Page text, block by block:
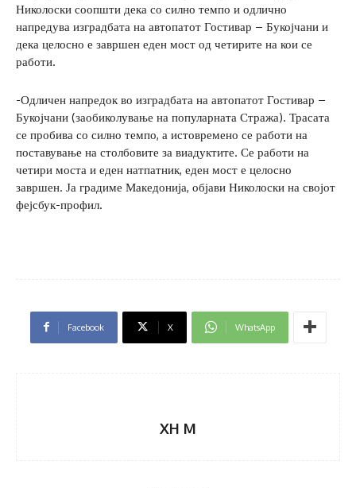
Николоски соопшти дека со силно темпо и одлично
напредува изградбата на автопатот Гостивар – Букојчани и
дека целосно е завршен еден мост од четирите на кои се
работи.
-Одличен напредок во изградбата на автопатот Гостивар –
Букојчани (заобиколување на популарната Стража). Трасата
се пробива со силно темпо, а истовремено се работи на
поставување на столбовите за виадуктите. Се работи на
четири моста и еден натпатник, еден мост е целосно
завршен. Ја градиме Македонија, објави Николоски на својот
фејсбук-профил.
Facebook X WhatsApp
XH M